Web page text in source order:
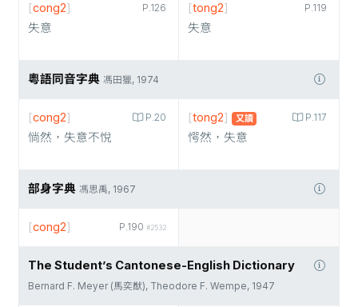
P.126
[cong2]
失意
P.119
[tong2]
失意
粵語同音字典 馮田獵, 1974
P.20
[cong2]
惝然，失意不悅
P.117
[tong2] 又讀
愕然，失意
部身字典 馮思禹, 1967
P.190 #2532
[cong2]
The Student’s Cantonese-English Dictionary
Bernard F. Meyer (馬奕猷), Theodore F. Wempe, 1947